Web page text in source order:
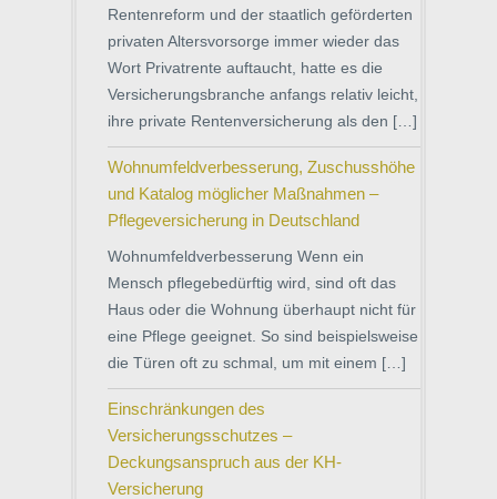
Rentenreform und der staatlich geförderten
privaten Altersvorsorge immer wieder das
Wort Privatrente auftaucht, hatte es die
Versicherungsbranche anfangs relativ leicht,
ihre private Rentenversicherung als den […]
Wohnumfeldverbesserung, Zuschusshöhe
und Katalog möglicher Maßnahmen –
Pflegeversicherung in Deutschland
Wohnumfeldverbesserung Wenn ein
Mensch pflegebedürftig wird, sind oft das
Haus oder die Wohnung überhaupt nicht für
eine Pflege geeignet. So sind beispielsweise
die Türen oft zu schmal, um mit einem […]
Einschränkungen des
Versicherungsschutzes –
Deckungsanspruch aus der KH-
Versicherung